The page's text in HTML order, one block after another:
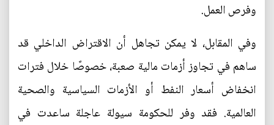
وفرص العمل.
وفي المقابل، لا يمكن تجاهل أن الاقتراض الداخلي قد
ساهم في تجاوز أزمات مالية صعبة، خصوصًا خلال فترات
انخفاض أسعار النفط أو الأزمات السياسية والصحية
العالمية. فقد وفر للحكومة سيولة عاجلة ساعدت في